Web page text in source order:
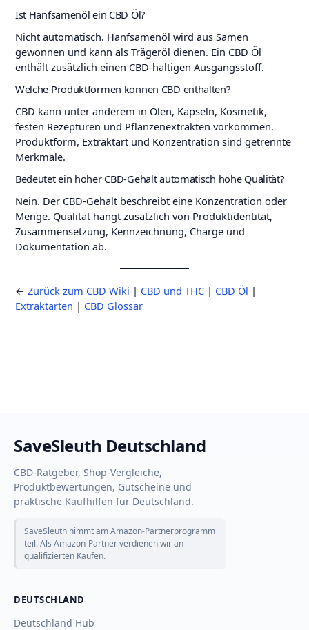
Ist Hanfsamenöl ein CBD Öl?
Nicht automatisch. Hanfsamenöl wird aus Samen
gewonnen und kann als Trägeröl dienen. Ein CBD Öl
enthält zusätzlich einen CBD-haltigen Ausgangsstoff.
Welche Produktformen können CBD enthalten?
CBD kann unter anderem in Ölen, Kapseln, Kosmetik,
festen Rezepturen und Pflanzenextrakten vorkommen.
Produktform, Extraktart und Konzentration sind getrennte
Merkmale.
Bedeutet ein hoher CBD-Gehalt automatisch hohe Qualität?
Nein. Der CBD-Gehalt beschreibt eine Konzentration oder
Menge. Qualität hängt zusätzlich von Produktidentität,
Zusammensetzung, Kennzeichnung, Charge und
Dokumentation ab.
← Zurück zum CBD Wiki | CBD und THC| CBD Öl |
Extraktarten | CBD Glossar
SaveSleuth Deutschland
CBD-Ratgeber, Shop-Vergleiche,
Produktbewertungen, Gutscheine und
praktische Kaufhilfen für Deutschland.
SaveSleuth nimmt am Amazon-Partnerprogramm
teil. Als Amazon-Partner verdienen wir an
qualifizierten Käufen.
DEUTSCHLAND
Deutschland Hub